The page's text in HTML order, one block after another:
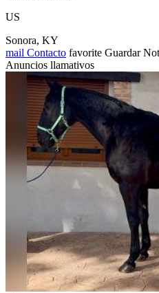
US
Sonora, KY
mail Contacto favorite Guardar
Anuncios llamativos